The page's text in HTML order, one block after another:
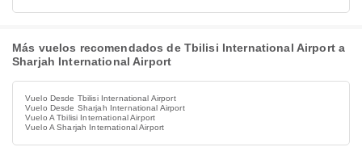
Más vuelos recomendados de Tbilisi International Airport a
Sharjah International Airport
Vuelo Desde Tbilisi International Airport
Vuelo Desde Sharjah International Airport
Vuelo A Tbilisi International Airport
Vuelo A Sharjah International Airport